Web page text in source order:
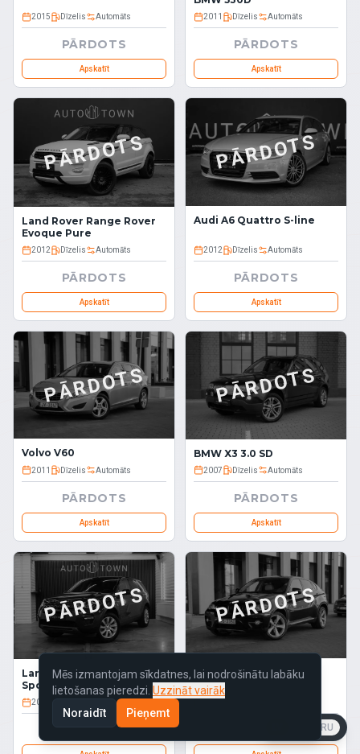
2015 Dīzelis Automāts
PĀRDOTS
Apskatīt
2011 Dīzelis Automāts
PĀRDOTS
Apskatīt
PĀRDOTS
Land Rover Range Rover
Evoque Pure
2012 Dīzelis Automāts
PĀRDOTS
Apskatīt
PĀRDOTS
Audi A6 Quattro S-line
2012 Dīzelis Automāts
PĀRDOTS
Apskatīt
PĀRDOTS
Volvo V60
2011 Dīzelis Automāts
PĀRDOTS
Apskatīt
PĀRDOTS
BMW X3 3.0 SD
2007 Dīzelis Automāts
PĀRDOTS
Apskatīt
PĀRDOTS
Land Rover Discovery
Sport
2016 Automāts
PĀRDOTS
PĀRDOTS
BMW X6
RU
Mēs izmantojam sīkdatnes, lai nodrošinātu labāku
lietošanas pieredzi. Uzzināt vairāk
Noraidīt
Pieņemt